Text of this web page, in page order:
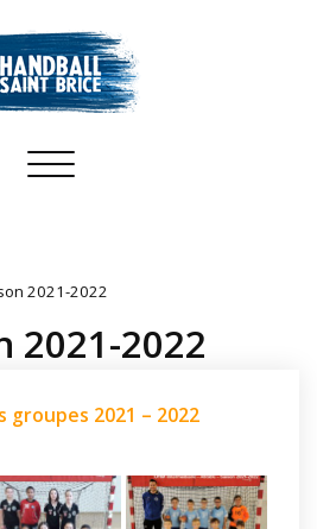
Toggle
2021-2022
2021-2022
groupes 2021 – 2022